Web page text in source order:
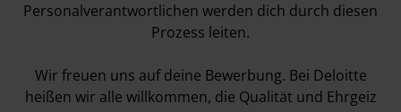
Personalverantwortlichen werden dich durch diesen
Prozess leiten.
Wir freuen uns auf deine Bewerbung. Bei Deloitte
heißen wir alle willkommen, die Qualität und Ehrgeiz